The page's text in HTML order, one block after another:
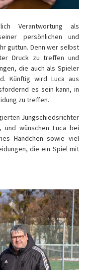
Verantwortung als
persönlichen und
guttun. Denn wer selbst
Druck zu treffen und
die auch als Spieler
Künftig wird Luca aus
es sein kann, in
zu treffen.
Jungschiedsrichter
wünschen Luca bei
Händchen sowie viel
die ein Spiel mit